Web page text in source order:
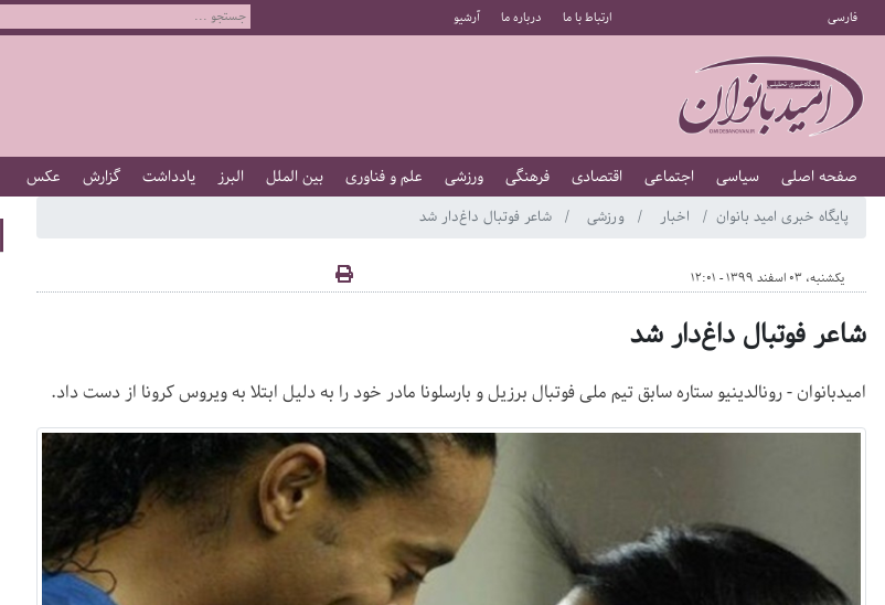
فارسی ارتباط با ما درباره ما آرشیو
صفحه اصلی سیاسی اجتماعی اقتصادی فرهنگی ورزشی علم و فناوری بین الملل البرز یادداشت گزارش عکس
پایگاه خبری امید بانوان اخبار ورزشی شاعر فوتبال داغ‌دار شد
یکشنبه، 03 اسفند 1399 - 12:01
شاعر فوتبال داغ‌دار شد
امیدبانوان - رونالدینیو ستاره سابق تیم ملی فوتبال برزیل و بارسلونا مادر خود را به دلیل ابتلا به ویروس کرونا از دست داد.